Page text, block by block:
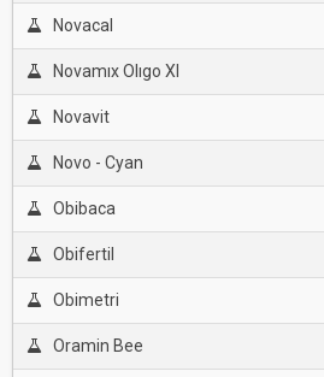
Novacal
Novamıx Olıgo Xl
Novavit
Novo - Cyan
Obibaca
Obifertil
Obimetri
Oramin Bee